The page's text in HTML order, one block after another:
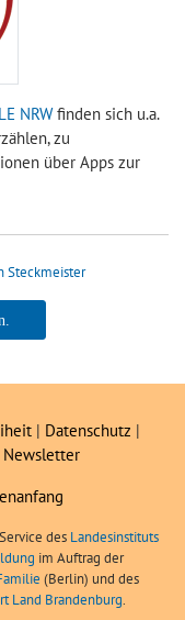
NRWfinden sich u.a.
zu
über Apps zur
Steckmeister
| Datenschutz |
Newsletter
des Landesinstituts
im Auftrag der
(Berlin) und des
Land Brandenburg.